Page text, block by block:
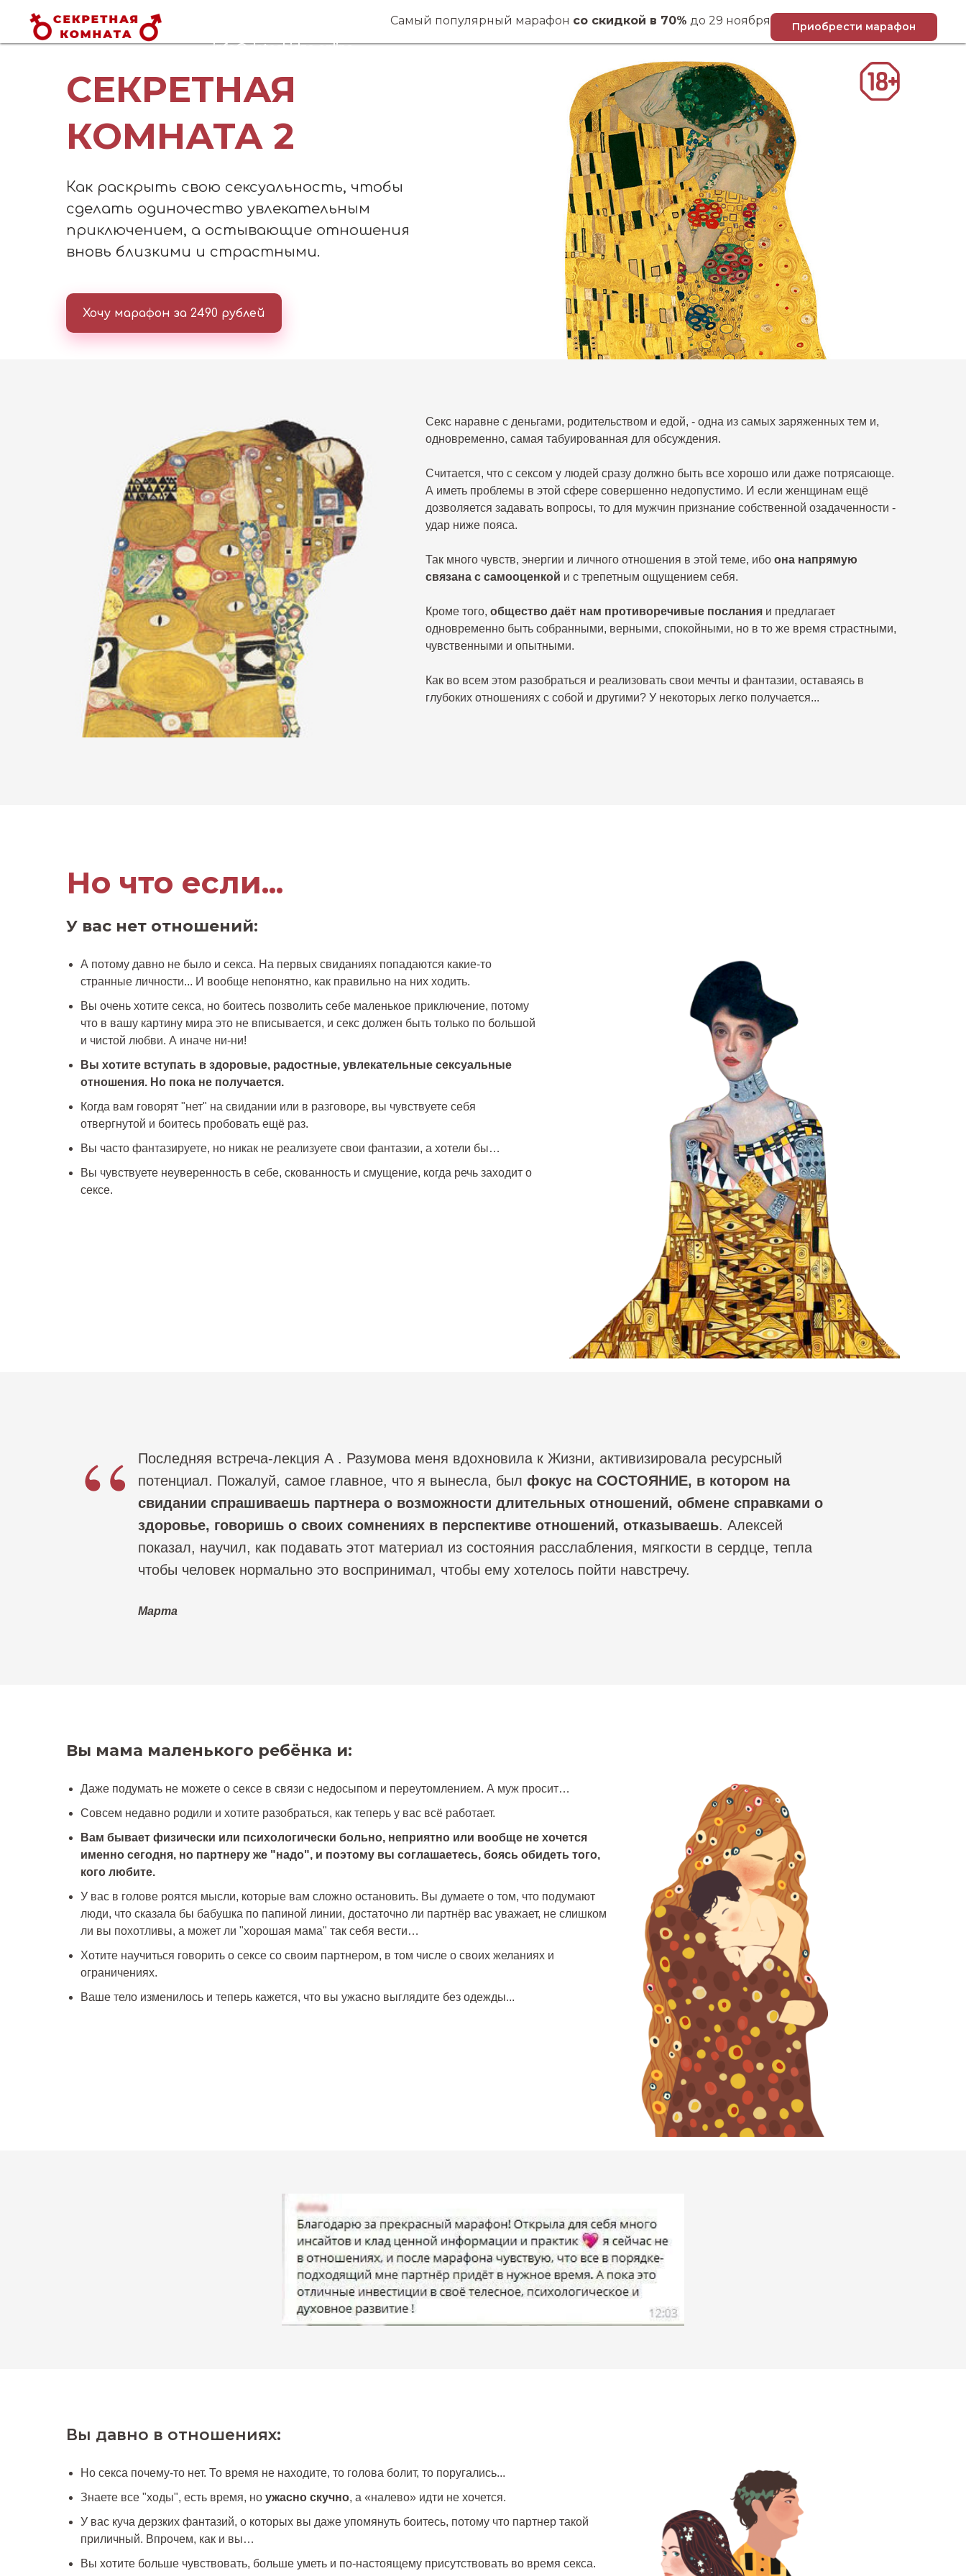
info@dateshidze.online
Самый популярный марафон со скидкой в 70% до 29 ноября Приобрести марафон
СЕКРЕТНАЯ
КОМНАТА 2
Как раскрыть свою сексуальность, чтобы
сделать одиночество увлекательным
приключением, а остывающие отношения
вновь близкими и страстными.
Хочу марафон за 2490 рублей
Секс наравне с деньгами, родительством и едой, - одна из самых заряженных тем и,
одновременно, самая табуированная для обсуждения.
Считается, что с сексом у людей сразу должно быть все хорошо или даже потрясающе.
А иметь проблемы в этой сфере совершенно недопустимо. И если женщинам ещё
дозволяется задавать вопросы, то для мужчин признание собственной озадаченности -
удар ниже пояса.
Так много чувств, энергии и личного отношения в этой теме, ибо она напрямую
связана с самооценкой и с трепетным ощущением себя.
Кроме того, общество даёт нам противоречивые послания и предлагает
одновременно быть собранными, верными, спокойными, но в то же время страстными,
чувственными и опытными.
Как во всем этом разобраться и реализовать свои мечты и фантазии, оставаясь в
глубоких отношениях с собой и другими? У некоторых легко получается...
Но что если...
У вас нет отношений:
А потому давно не было и секса. На первых свиданиях попадаются какие-то
странные личности... И вообще непонятно, как правильно на них ходить.
Вы очень хотите секса, но боитесь позволить себе маленькое приключение, потому
что в вашу картину мира это не вписывается, и секс должен быть только по большой
и чистой любви. А иначе ни-ни!
Вы хотите вступать в здоровые, радостные, увлекательные сексуальные
отношения. Но пока не получается.
Когда вам говорят "нет" на свидании или в разговоре, вы чувствуете себя
отвергнутой и боитесь пробовать ещё раз.
Вы часто фантазируете, но никак не реализуете свои фантазии, а хотели бы…
Вы чувствуете неуверенность в себе, скованность и смущение, когда речь заходит о
сексе.
“
Последняя встреча-лекция А . Разумова меня вдохновила к Жизни, активизировала ресурсный
потенциал. Пожалуй, самое главное, что я вынесла, был фокус на СОСТОЯНИЕ, в котором на
свидании спрашиваешь партнера о возможности длительных отношений, обмене справками о
здоровье, говоришь о своих сомнениях в перспективе отношений, отказываешь. Алексей
показал, научил, как подавать этот материал из состояния расслабления, мягкости в сердце, тепла
чтобы человек нормально это воспринимал, чтобы ему хотелось пойти навстречу.
Марта
Вы мама маленького ребёнка и:
Даже подумать не можете о сексе в связи с недосыпом и переутомлением. А муж просит…
Совсем недавно родили и хотите разобраться, как теперь у вас всё работает.
Вам бывает физически или психологически больно, неприятно или вообще не хочется
именно сегодня, но партнеру же "надо", и поэтому вы соглашаетесь, боясь обидеть того,
кого любите.
У вас в голове роятся мысли, которые вам сложно остановить. Вы думаете о том, что подумают
люди, что сказала бы бабушка по папиной линии, достаточно ли партнёр вас уважает, не слишком
ли вы похотливы, а может ли "хорошая мама" так себя вести…
Хотите научиться говорить о сексе со своим партнером, в том числе о своих желаниях и
ограничениях.
Ваше тело изменилось и теперь кажется, что вы ужасно выглядите без одежды...
Вы давно в отношениях:
Но секса почему-то нет. То время не находите, то голова болит, то поругались...
Знаете все "ходы", есть время, но ужасно скучно, а «налево» идти не хочется.
У вас куча дерзких фантазий, о которых вы даже упомянуть боитесь, потому что партнер такой
приличный. Впрочем, как и вы…
Вы хотите больше чувствовать, больше уметь и по-настоящему присутствовать во время секса.